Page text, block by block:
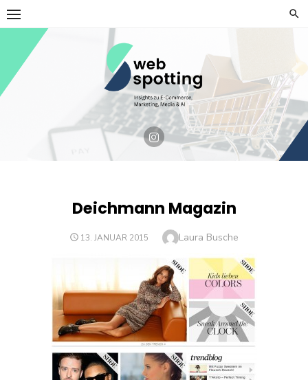
Skip
to
content
Deichmann Magazin
POSTED
13. JANUAR 2015 Author
Laura Busche